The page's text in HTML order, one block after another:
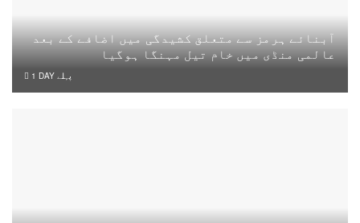
آبنائے ہرمز سے متعلق کشیدگی میں اضافے کے بعد
عالمی منڈی میں خام تیل مہنگا ہوگیا
1 DAY پہلے